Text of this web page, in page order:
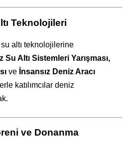
Teknolojileri
altı teknolojilerine
Su Altı Sistemleri Yarışması,
ve İnsansız Deniz Aracı
katılımcılar deniz
ve Donanma